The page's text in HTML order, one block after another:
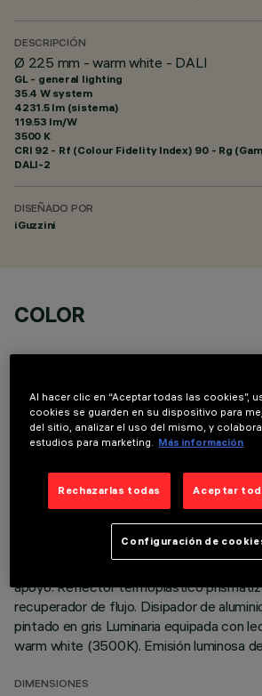
DESCRIPCIÓN
Ø 225 mm - warm white - DALI
GL - general lighting
35.4 W system
4231.5 lm (sistema)
119.53 lm/W
3500 K
CRI 92 - Rf (Colour Fidelity Index) 90 - Rg
DALI-2
DISEÑADO POR
iGuzzini
COLOR
DATOS TÉCNICOS
Luminaria circular fija para usar con
apoyo. Reflector termoplástico
recuperador de flujo. Disipador de
pintado en gris Luminaria equipada con
warm white (3500K). Emisión luminosa
DIMENSIONES
Al hacer clic en “Aceptar todas las cookies”,
cookies se guarden en su dispositivo para
del sitio, analizar el uso del mismo, y
estudios para marketing. Más información
Rechazarlas todas Aceptar
Configuración de